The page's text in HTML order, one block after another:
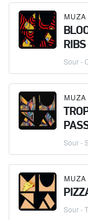
RIBS
Sour -
Sour -
Sour -